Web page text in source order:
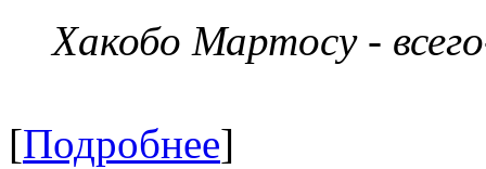
Хакобо Мартосу -
[Подробнее]